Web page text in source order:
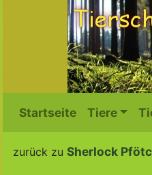
Startseite Tiere
zurück zu Sherlock